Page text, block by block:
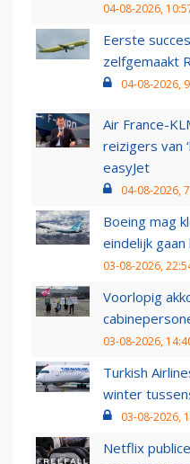
04-08-2026,
Eerste
zelfgemaakt
04-08-2026,
Air France-
reizigers van
easyJet
04-08-2026,
Boeing mag
eindelijk
03-08-2026,
Voorlopig
03-08-2026,
Turkish
winter
03-08-2026,
Netflix